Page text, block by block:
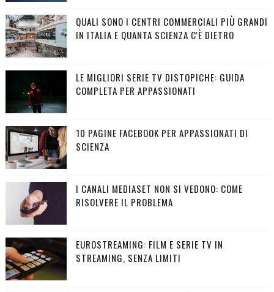
QUALI SONO I CENTRI COMMERCIALI PIÙ GRANDI
IN ITALIA E QUANTA SCIENZA C'È DIETRO
LE MIGLIORI SERIE TV DISTOPICHE: GUIDA
COMPLETA PER APPASSIONATI
10 PAGINE FACEBOOK PER APPASSIONATI DI
SCIENZA
I CANALI MEDIASET NON SI VEDONO: COME
RISOLVERE IL PROBLEMA
EUROSTREAMING: FILM E SERIE TV IN
STREAMING, SENZA LIMITI